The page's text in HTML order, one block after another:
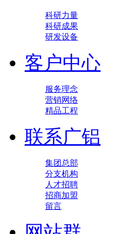
科研力量
科研成果
研发设备
客户中心
服务理念
营销网络
精品工程
联系广铝
集团总部
分支机构
人才招聘
招商加盟
留言